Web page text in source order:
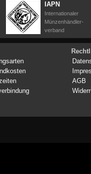
IAPN
Internationaler
Münzenhändler-
verband
AGB